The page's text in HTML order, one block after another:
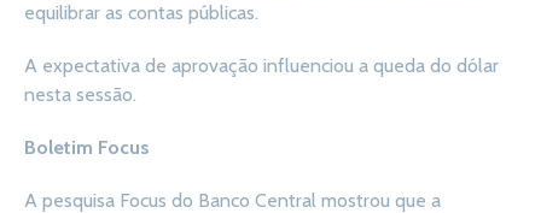
equilibrar as contas públicas.
A expectativa de aprovação influenciou a queda do dólar
nesta sessão.
Boletim Focus
A pesquisa Focus do Banco Central mostrou que a